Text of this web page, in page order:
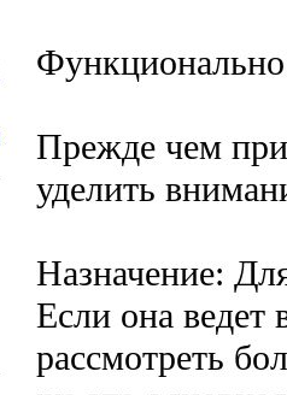
Прежде чем
уделить
Назначение:
Если она
рассмотреть